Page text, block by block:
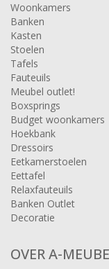
Woonkamers
Banken
Kasten
Stoelen
Tafels
Fauteuils
Meubel outlet!
Boxsprings
Budget woonkamers
Hoekbank
Dressoirs
Eetkamerstoelen
Eettafel
Relaxfauteuils
Banken Outlet
Decoratie
OVER A-